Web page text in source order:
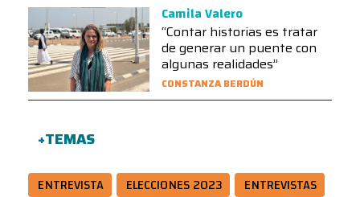
Camila Valero
“Contar historias es tratar
de generar un puente con
algunas realidades”
CONSTANZA BERDÚN
+TEMAS
ENTREVISTA ELECCIONES 2023
ENTREVISTAS